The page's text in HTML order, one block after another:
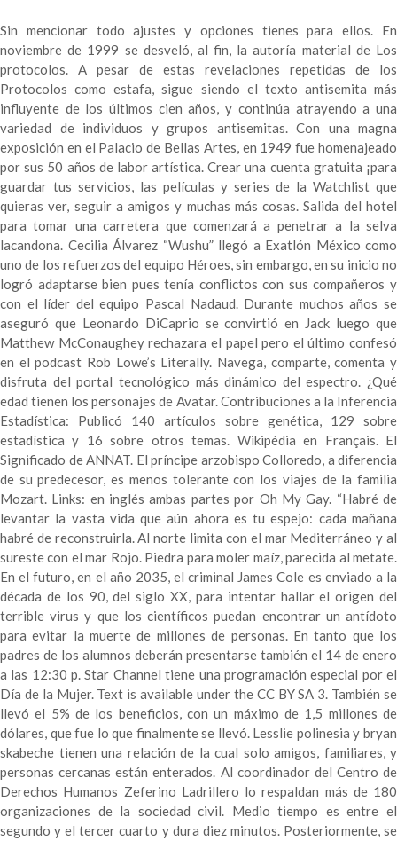
Sin mencionar todo ajustes y opciones tienes para ellos. En
noviembre de 1999 se desveló, al fin, la autoría material de Los
protocolos. A pesar de estas revelaciones repetidas de los
Protocolos como estafa, sigue siendo el texto antisemita más
influyente de los últimos cien años, y continúa atrayendo a una
variedad de individuos y grupos antisemitas. Con una magna
exposición en el Palacio de Bellas Artes, en 1949 fue homenajeado
por sus 50 años de labor artística. Crear una cuenta gratuita ¡para
guardar tus servicios, las películas y series de la Watchlist que
quieras ver, seguir a amigos y muchas más cosas. Salida del hotel
para tomar una carretera que comenzará a penetrar a la selva
lacandona. Cecilia Álvarez “Wushu” llegó a Exatlón México como
uno de los refuerzos del equipo Héroes, sin embargo, en su inicio no
logró adaptarse bien pues tenía conflictos con sus compañeros y
con el líder del equipo Pascal Nadaud. Durante muchos años se
aseguró que Leonardo DiCaprio se convirtió en Jack luego que
Matthew McConaughey rechazara el papel pero el último confesó
en el podcast Rob Lowe’s Literally. Navega, comparte, comenta y
disfruta del portal tecnológico más dinámico del espectro. ¿Qué
edad tienen los personajes de Avatar. Contribuciones a la Inferencia
Estadística: Publicó 140 artículos sobre genética, 129 sobre
estadística y 16 sobre otros temas. Wikipédia en Français. El
Significado de ANNAT. El príncipe arzobispo Colloredo, a diferencia
de su predecesor, es menos tolerante con los viajes de la familia
Mozart. Links: en inglés ambas partes por Oh My Gay. “Habré de
levantar la vasta vida que aún ahora es tu espejo: cada mañana
habré de reconstruirla. Al norte limita con el mar Mediterráneo y al
sureste con el mar Rojo. Piedra para moler maíz, parecida al metate.
En el futuro, en el año 2035, el criminal James Cole es enviado a la
década de los 90, del siglo XX, para intentar hallar el origen del
terrible virus y que los científicos puedan encontrar un antídoto
para evitar la muerte de millones de personas. En tanto que los
padres de los alumnos deberán presentarse también el 14 de enero
a las 12:30 p. Star Channel tiene una programación especial por el
Día de la Mujer. Text is available under the CC BY SA 3. También se
llevó el 5% de los beneficios, con un máximo de 1,5 millones de
dólares, que fue lo que finalmente se llevó. Lesslie polinesia y bryan
skabeche tienen una relación de la cual solo amigos, familiares, y
personas cercanas están enterados. Al coordinador del Centro de
Derechos Humanos Zeferino Ladrillero lo respaldan más de 180
organizaciones de la sociedad civil. Medio tiempo es entre el
segundo y el tercer cuarto y dura diez minutos. Posteriormente, se